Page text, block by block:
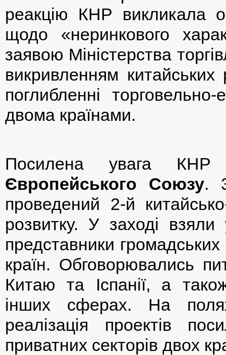
реакцію КНР викликала
щодо «неринкового
заявою Міністерства
викривленням
поглибленні торговельно-
двома країнами.
Посилена увага КНР
Європейського Союзу.
проведений 2-й
розвитку. У заході
представники громадських
країн. Обговорювались
Китаю та Іспанії, а
інших сферах. На
реалізація проектів
приватних секторів двох